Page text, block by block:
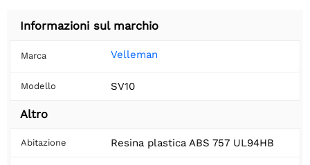
Informazioni sul marchio
Marca Velleman
Modello SV10
Altro
Abitazione Resina plastica ABS 757 UL94HB